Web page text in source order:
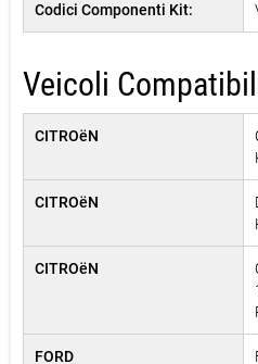
Codici Componenti Kit:
Veicoli
CITROëN
CITROëN
CITROëN
FORD